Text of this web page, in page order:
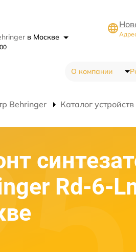
в Москве
О компании
Behringer Каталог устройств
Rd-6-